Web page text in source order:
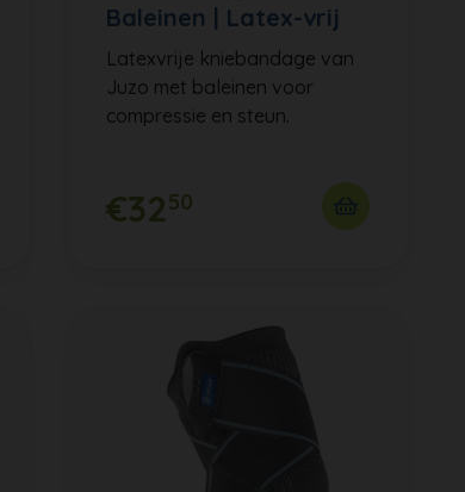
Baleinen | Latex-vrij
Latexvrije kniebandage van
Juzo met baleinen voor
compressie en steun.
€3250